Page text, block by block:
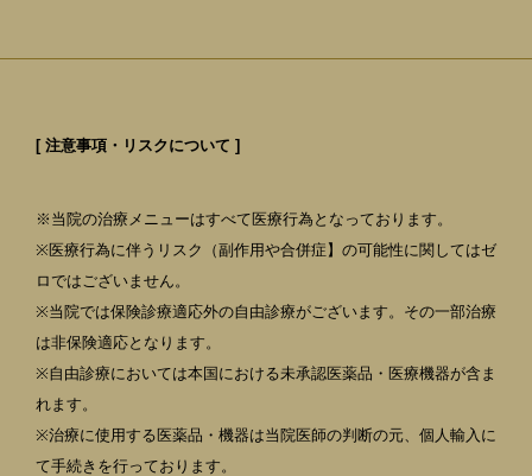
[ 注意事項・リスクについて ]
※当院の治療メニューはすべて医療行為となっております。
※医療行為に伴うリスク（副作用や合併症】の可能性に関してはゼ
ロではございません。
※当院では保険診療適応外の自由診療がございます。その一部治療
は非保険適応となります。
※自由診療においては本国における未承認医薬品・医療機器が含ま
れます。
※治療に使用する医薬品・機器は当院医師の判断の元、個人輸入に
て手続きを行っております。